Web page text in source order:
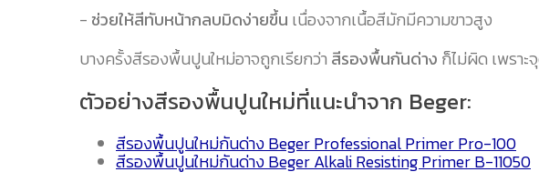
- ช่วยให้สีทับหน้ากลบมิดง่ายขึ้น เนื่องจากเนื้อสีมักมีความขาวสูง
บางครั้งสีรองพื้นปูนใหม่อาจถูกเรียกว่า สีรองพื้นกันด่าง ก็ไม่ผิด เพรา
ตัวอย่างสีรองพื้นปูนใหม่ที่แนะนำจาก Beger:
สีรองพื้นปูนใหม่กันด่าง Beger Professional Primer Pro-100
สีรองพื้นปูนใหม่กันด่าง Beger Alkali Resisting Primer B-11050